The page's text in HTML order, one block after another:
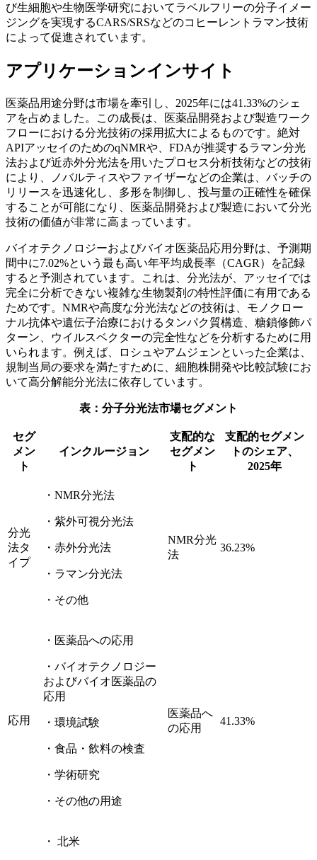
び生細胞や生物医学研究においてラベルフリーの分子イメー
ジングを実現するCARS/SRSなどのコヒーレントラマン技術
によって促進されています。
アプリケーションインサイト
医薬品用途分野は市場を牽引し、2025年には41.33%のシェ
アを占めました。この成長は、医薬品開発および製造ワーク
フローにおける分光技術の採用拡大によるものです。絶対
APIアッセイのためのqNMRや、FDAが推奨するラマン分光
法および近赤外分光法を用いたプロセス分析技術などの技術
により、ノバルティスやファイザーなどの企業は、バッチの
リリースを迅速化し、多形を制御し、投与量の正確性を確保
することが可能になり、医薬品開発および製造において分光
技術の価値が非常に高まっています。
バイオテクノロジーおよびバイオ医薬品応用分野は、予測期
間中に7.02%という最も高い年平均成長率（CAGR）を記録
すると予測されています。これは、分光法が、アッセイでは
完全に分析できない複雑な生物製剤の特性評価に有用である
ためです。NMRや高度な分光法などの技術は、モノクロー
ナル抗体や遺伝子治療におけるタンパク質構造、糖鎖修飾パ
ターン、ウイルスベクターの完全性などを分析するために用
いられます。例えば、ロシュやアムジェンといった企業は、
規制当局の要求を満たすために、細胞株開発や比較試験にお
いて高分解能分光法に依存しています。
表：分子分光法市場セグメント
セグ
メン
ト
インクルージョン
支配的な
セグメン
ト
支配的セグメン
トのシェア、
2025年
分光
法タ
イプ
・NMR分光法
・紫外可視分光法
・赤外分光法
・ラマン分光法
・その他
NMR分光
法
36.23%
応用
・医薬品への応用
・バイオテクノロジー
およびバイオ医薬品の
応用
・環境試験
・食品・飲料の検査
・学術研究
・その他の用途
医薬品へ
の応用
41.33%
・ 北米